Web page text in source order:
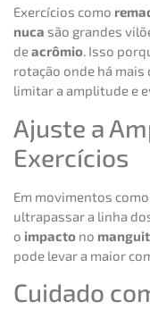
Exercícios como
nuca são grandes
deacrômio. Isso
rotação onde há mais
limitar a amplitude e
Ajuste a
Exercícios
Em movimentos
ultrapassar a linha
o impacto no
pode levar a maior
Cuidado